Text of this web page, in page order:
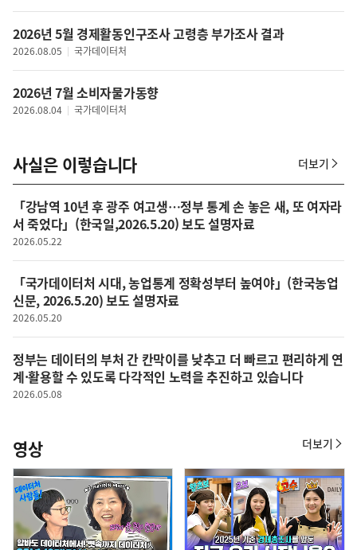
2026년 5월 경제활동인구조사 고령층 부가조사 결과
2026.08.05 국가데이터처
2026년 7월 소비자물가동향
2026.08.04 국가데이터처
사실은 이렇습니다
「강남역 10년 후 광주 여고생…정부 통계 손 놓은 새, 또 여자라
서 죽었다」(한국일,2026.5.20) 보도 설명자료
2026.05.22
「국가데이터처 시대, 농업통계 정확성부터 높여야」(한국농업
신문, 2026.5.20) 보도 설명자료
2026.05.20
정부는 데이터의 부처 간 칸막이를 낮추고 더 빠르고 편리하게 연
계·활용할 수 있도록 다각적인 노력을 추진하고 있습니다
2026.05.08
실
이
다
더보기
영상 더보기